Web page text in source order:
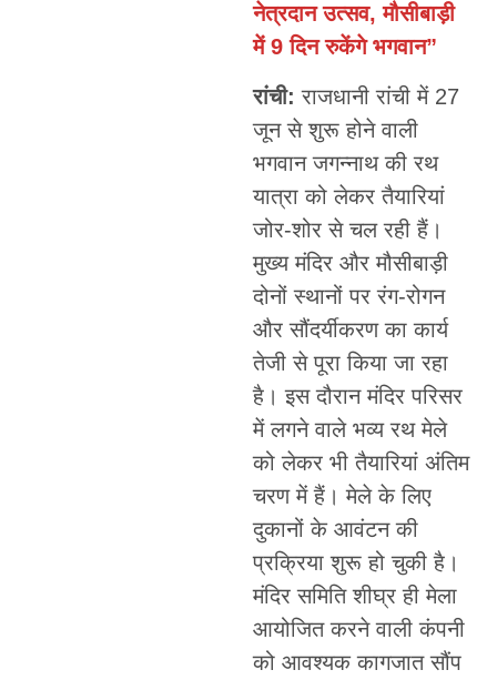
नेत्रदान उत्सव, मौसीबाड़ी
में 9 दिन रुकेंगे भगवान”
रांची:राजधानी रांची में 27
जून से शुरू होने वाली
भगवान जगन्नाथ की रथ
यात्रा को लेकर तैयारियां
जोर-शोर से चल रही हैं।
मुख्य मंदिर और मौसीबाड़ी
दोनों स्थानों पर रंग-रोगन
और सौंदर्यीकरण का कार्य
तेजी से पूरा किया जा रहा
है। इस दौरान मंदिर परिसर
में लगने वाले भव्य रथ मेले
को लेकर भी तैयारियां अंतिम
चरण में हैं। मेले के लिए
दुकानों के आवंटन की
प्रक्रिया शुरू हो चुकी है।
मंदिर समिति शीघ्र ही मेला
आयोजित करने वाली कंपनी
को आवश्यक कागजात सौंप